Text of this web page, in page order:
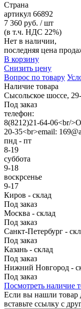
Страна
артикул 66892
7 360 руб. / шт
(в т.ч. НДС 22%)
Нет в наличии,
последняя цена
В корзину
Снизить цену
Вопрос по товару
Наличие товара
Сысольское шоссе,
Под заказ
телефон:
8(8212)21-64-06<br/
20-35<br>email:
пнд - пт
8-19
суббота
9-18
воскрсенье
9-17
Киров - склад
Под заказ
Москва - склад
Под заказ
Санкт-Петербург -
Под заказ
Казань - склад
Под заказ
Нижний Новгород -
Под заказ
Посмотреть наличие
Если вы нашли товар
вставьте ссылку с